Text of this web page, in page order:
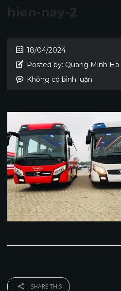
18/04/2024
Posted by: Quang Minh Ha
Không có bình luận
SHARE THIS